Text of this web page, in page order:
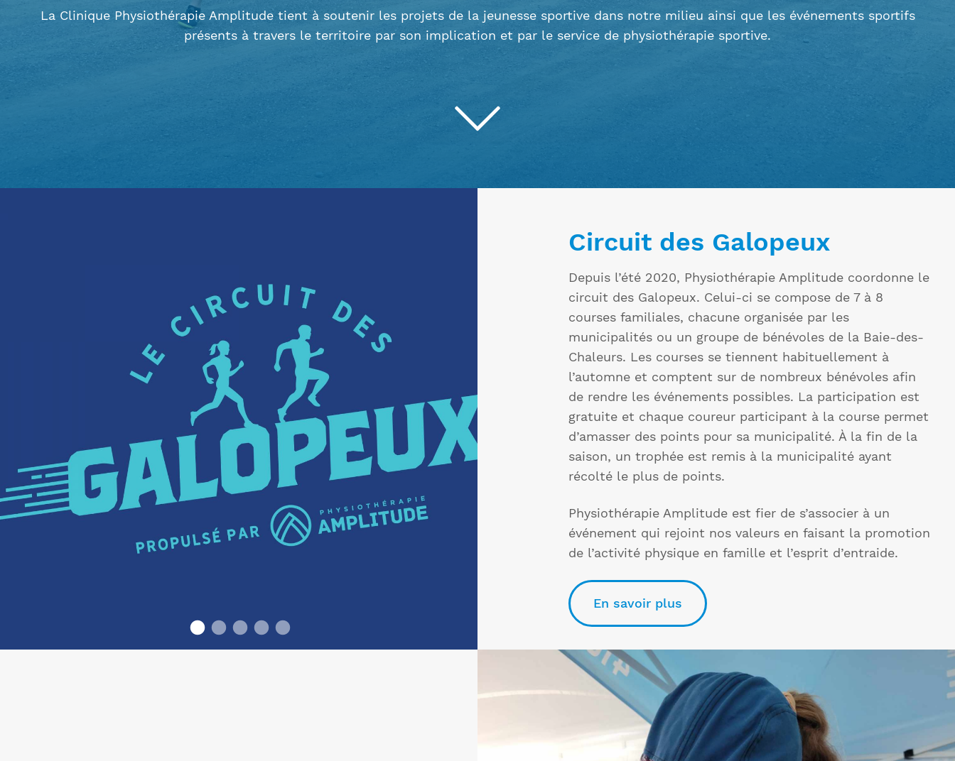
La Clinique Physiothérapie Amplitude tient à soutenir les projets de la jeunesse sportive dans notre milieu ainsi que les événements sportifs
présents à travers le territoire par son implication et par le service de physiothérapie sportive.
Circuit des Galopeux
Depuis l’été 2020, Physiothérapie Amplitude coordonne le
circuit des Galopeux. Celui-ci se compose de 7 à 8
courses familiales, chacune organisée par les
municipalités ou un groupe de bénévoles de la Baie-des-
Chaleurs. Les courses se tiennent habituellement à
l’automne et comptent sur de nombreux bénévoles afin
de rendre les événements possibles. La participation est
gratuite et chaque coureur participant à la course permet
d’amasser des points pour sa municipalité. À la fin de la
saison, un trophée est remis à la municipalité ayant
récolté le plus de points.
Physiothérapie Amplitude est fier de s’associer à un
événement qui rejoint nos valeurs en faisant la promotion
de l’activité physique en famille et l’esprit d’entraide.
En savoir plus